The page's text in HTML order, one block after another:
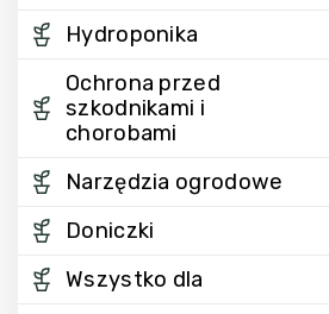
Hydroponika
Ochrona przed
szkodnikami i
chorobami
Narzędzia ogrodowe
Doniczki
Wszystko dla